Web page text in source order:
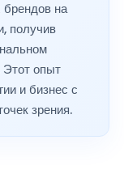
брендов на
получив
опыт
и бизнес с
зрения.